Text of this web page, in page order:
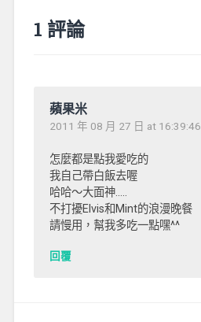
1 評論
蘋果米
2011 年 08 月 27 日 at 16:39:46
怎麼都是點我愛吃的
我自己帶白飯去喔
哈哈～大面神…..
不打擾Elvis和Mint的浪漫晚餐
請慢用，幫我多吃一點嘿^^
回覆